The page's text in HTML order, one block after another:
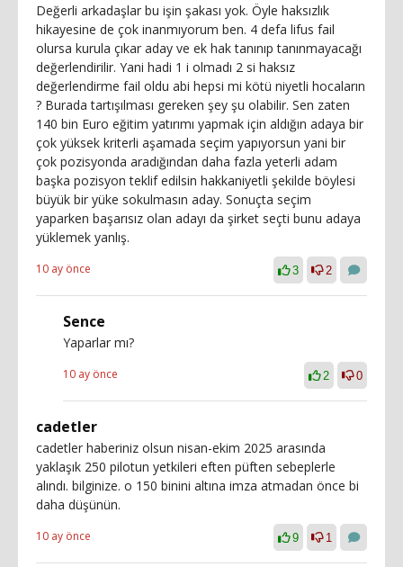
Değerli arkadaşlar bu işin şakası yok. Öyle haksızlık
hikayesine de çok inanmıyorum ben. 4 defa lifus fail
olursa kurula çıkar aday ve ek hak tanınıp tanınmayacağı
değerlendirilir. Yani hadi 1 i olmadı 2 si haksız
değerlendirme fail oldu abi hepsi mi kötü niyetli hocaların
? Burada tartışılması gereken şey şu olabilir. Sen zaten
140 bin Euro eğitim yatırımı yapmak için aldığın adaya bir
çok yüksek kriterli aşamada seçim yapıyorsun yani bir
çok pozisyonda aradığından daha fazla yeterli adam
başka pozisyon teklif edilsin hakkaniyetli şekilde böylesi
büyük bir yüke sokulmasın aday. Sonuçta seçim
yaparken başarısız olan adayı da şirket seçti bunu adaya
yüklemek yanlış.
10 ay önce 3 2
Sence
Yaparlar mı?
10 ay önce 2 0
cadetler
cadetler haberiniz olsun nisan-ekim 2025 arasında
yaklaşık 250 pilotun yetkileri eften püften sebeplerle
alındı. bilginize. o 150 binini altına imza atmadan önce bi
daha düşünün.
10 ay önce 9 1